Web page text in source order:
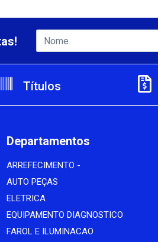
Títulos
Departamentos
ARREFECIMENTO -
AUTO PEÇAS
ELETRICA
EQUIPAMENTO DIAGNOSTICO
FAROL E ILUMINACAO